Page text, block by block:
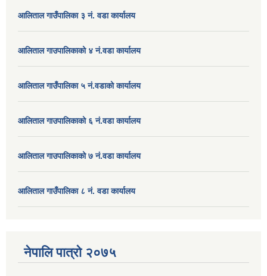
आलिताल गाउँपालिका ३ नं. वडा कार्यालय
आलिताल गाउपालिकाको ४ नं.वडा कार्यालय
आलिताल गाउँपालिका ५ नं.वडाको कार्यालय
आलिताल गाउपालिकाको ६ नं.वडा कार्यालय
आलिताल गाउपालिकाको ७ नं.वडा कार्यालय
आलिताल गाउँपालिका ८ नं. वडा कार्यालय
नेपालि पात्रो २०७५